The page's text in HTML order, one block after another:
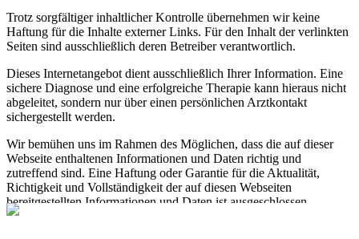
Trotz sorgfältiger inhaltlicher Kontrolle übernehmen wir keine
Haftung für die Inhalte externer Links. Für den Inhalt der verlinkten
Seiten sind ausschließlich deren Betreiber verantwortlich.
Dieses Internetangebot dient ausschließlich Ihrer Information. Eine
sichere Diagnose und eine erfolgreiche Therapie kann hieraus nicht
abgeleitet, sondern nur über einen persönlichen Arztkontakt
sichergestellt werden.
Wir bemühen uns im Rahmen des Möglichen, dass die auf dieser
Webseite enthaltenen Informationen und Daten richtig und
zutreffend sind. Eine Haftung oder Garantie für die Aktualität,
Richtigkeit und Vollständigkeit der auf diesen Webseiten
bereitgestellten Informationen und Daten ist ausgeschlossen.